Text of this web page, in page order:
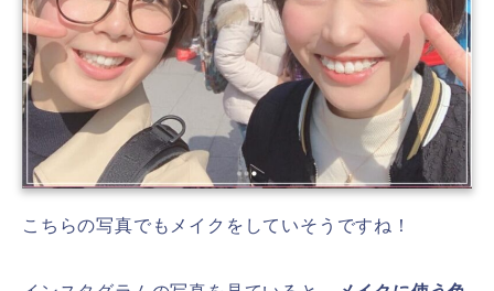
こちらの写真でもメイクをしていそうですね！